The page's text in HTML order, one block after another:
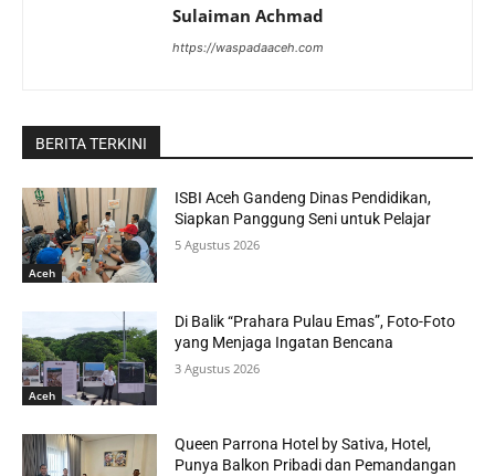
Sulaiman Achmad
https://waspadaaceh.com
BERITA TERKINI
Aceh
ISBI Aceh Gandeng Dinas Pendidikan,
Siapkan Panggung Seni untuk Pelajar
5 Agustus 2026
Aceh
Di Balik “Prahara Pulau Emas”, Foto-Foto
yang Menjaga Ingatan Bencana
3 Agustus 2026
Queen Parrona Hotel by Sativa, Hotel,
Punya Balkon Pribadi dan Pemandangan